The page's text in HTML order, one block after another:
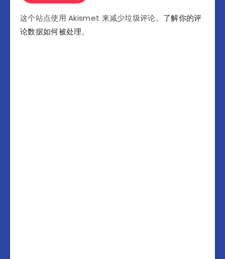
这个站点使用 Akismet 来减少垃圾评论。 了解你的评
论数据如何被处理。